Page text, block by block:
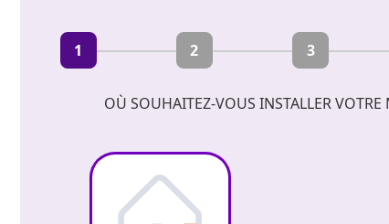
1 2 3
OÙ SOUHAITEZ-VOUS INSTALLER VOTRE